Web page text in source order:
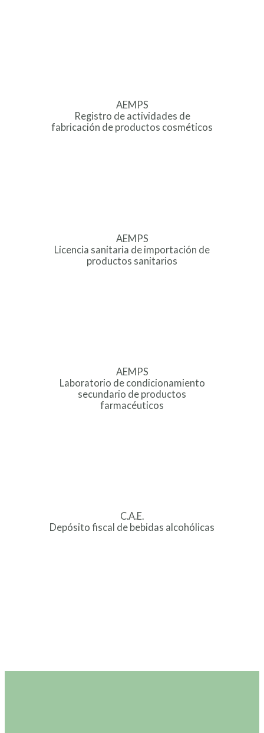
AEMPS
Registro de actividades de
fabricación de productos cosméticos
AEMPS
Licencia sanitaria de importación de
productos sanitarios
AEMPS
Laboratorio de condicionamiento
secundario de productos
farmacéuticos
C.A.E.
Depósito fiscal de bebidas alcohólicas